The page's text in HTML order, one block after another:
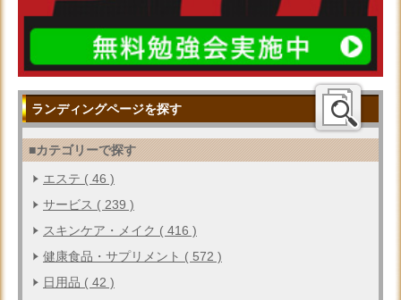
ランディングページを探す
■カテゴリーで探す
エステ ( 46 )
サービス ( 239 )
スキンケア・メイク ( 416 )
健康食品・サプリメント ( 572 )
日用品 ( 42 )